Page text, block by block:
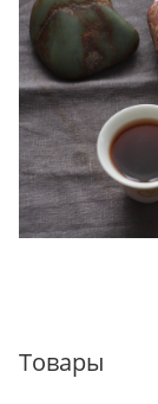
Товары